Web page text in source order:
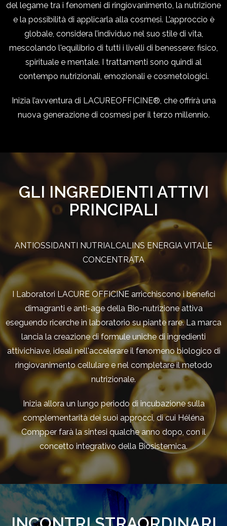
del legame tra i fenomeni di ringiovanimento, la nutrizione
e la possibilità di applicarla alla cosmesi. L’approccio è
globale, considera l’individuo nel suo stile di vita,
mescolando l'equilibrio di tutti i livelli di benessere: fisico,
spirituale e mentale. I trattamenti sono quindi al
contempo nutrizionali, emozionali e cosmetologici.
Inizia l’avventura di LACUREOFFICINE®, che offrirà una
nuova generazione di cosmesi per il terzo millennio.
GLI INGREDIENTI ATTIVI
PRINCIPALI
ANTIOSSIDANTI NUTRIALCALINS ENERGIA VITALE
CONCENTRATA
I Laboratori LACURE OFFICINE arricchiscono i benefici
dimagranti e anti-age della Bio-nutrizione attiva
eseguendo ricerche in laboratorio su piante rare. La marca
lancia la creazione di formule uniche di ingredienti
attivichiave, ideali nell'accelerare il fenomeno biologico di
ringiovanimento cellulare e nel completare il metodo
nutrizionale.
Inizia allora un lungo periodo di incubazione sulla
complementarità dei suoi approcci, di cui Héléna
Compper farà la sintesi qualche anno dopo, con il
concetto integrativo della Biosistemica.